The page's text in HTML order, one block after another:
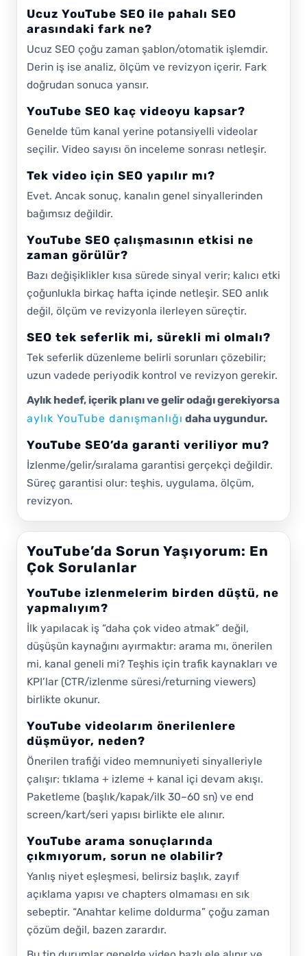
Ucuz YouTube SEO ile pahalı SEO
arasındaki fark ne?
Ucuz SEO çoğu zaman şablon/otomatik işlemdir.
Derin iş ise analiz, ölçüm ve revizyon içerir. Fark
doğrudan sonuca yansır.
YouTube SEO kaç videoyu kapsar?
Genelde tüm kanal yerine potansiyelli videolar
seçilir. Video sayısı ön inceleme sonrası netleşir.
Tek video için SEO yapılır mı?
Evet. Ancak sonuç, kanalın genel sinyallerinden
bağımsız değildir.
YouTube SEO çalışmasının etkisi ne
zaman görülür?
Bazı değişiklikler kısa sürede sinyal verir; kalıcı etki
çoğunlukla birkaç hafta içinde netleşir. SEO anlık
değil, ölçüm ve revizyonla ilerleyen süreçtir.
SEO tek seferlik mi, sürekli mi olmalı?
Tek seferlik düzenleme belirli sorunları çözebilir;
uzun vadede periyodik kontrol ve revizyon gerekir.
Aylık hedef, içerik planı ve gelir odağı gerekiyorsa
aylık YouTube danışmanlığı daha uygundur.
YouTube SEO’da garanti veriliyor mu?
İzlenme/gelir/sıralama garantisi gerçekçi değildir.
Süreç garantisi olur: teşhis, uygulama, ölçüm,
revizyon.
YouTube’da Sorun Yaşıyorum: En
Çok Sorulanlar
YouTube izlenmelerim birden düştü, ne
yapmalıyım?
İlk yapılacak iş “daha çok video atmak” değil,
düşüşün kaynağını ayırmaktır: arama mı, önerilen
mi, kanal geneli mi? Teşhis için trafik kaynakları ve
KPI’lar (CTR/izlenme süresi/returning viewers)
birlikte okunur.
YouTube videolarım önerilenlere
düşmüyor, neden?
Önerilen trafiği video memnuniyeti sinyalleriyle
çalışır: tıklama + izleme + kanal içi devam akışı.
Paketleme (başlık/kapak/ilk 30–60 sn) ve end
screen/kart/seri yapısı birlikte ele alınır.
YouTube arama sonuçlarında
çıkmıyorum, sorun ne olabilir?
Yanlış niyet eşleşmesi, belirsiz başlık, zayıf
açıklama yapısı ve chapters olmaması en sık
sebeptir. “Anahtar kelime doldurma” çoğu zaman
çözüm değil, bazen zarardır.